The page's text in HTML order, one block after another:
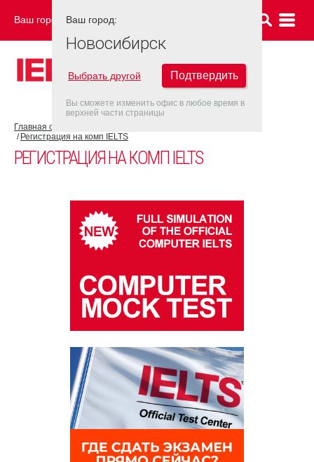
Ваш город: НОВОСИБИРСК
Главная страница
Регистрация на комп IELTS
РЕГИСТРАЦИЯ НА КОМП IELTS
Ваш город:
Новосибирск
Выбрать другой Подтвердить
Вы сможете изменить офис в любое время в
верхней части страницы